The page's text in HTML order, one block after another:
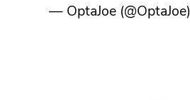
— OptaJoe (@OptaJoe)